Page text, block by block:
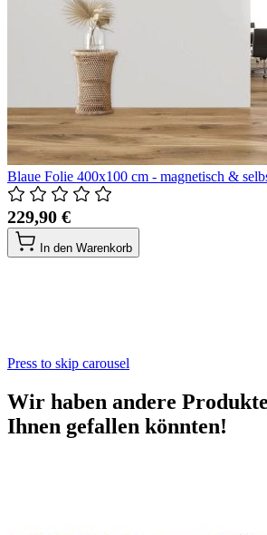
Blaue Folie 400x100 cm - magnetisch &
229,90 €
In den Warenkorb
Press to skip carousel
Wir haben andere
Ihnen gefallen könnten!